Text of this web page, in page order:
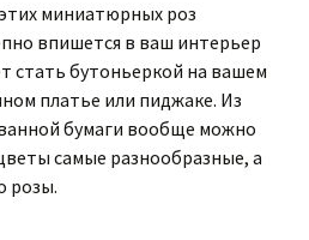
миниатюрных роз
впишется в ваш интерьер
стать бутоньеркой на вашем
платье или пиджаке. Из
бумаги вообще можно
самые разнообразные, а
розы.